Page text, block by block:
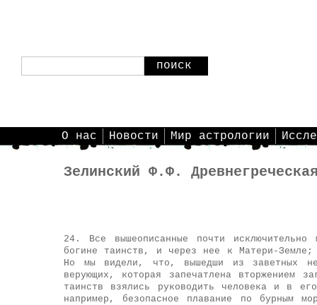
поиск
О нас Новости Мир астрологии
Зелинский Ф.Ф.
24. Все вышеописанные почти
богине таинств, и через нее к Матери-Земле;
Но мы видели, что, вышедши из заветных
верующих, которая запечатлена вторжением
таинств взялись руководить человека и в
например, безопасное плавание по бурным